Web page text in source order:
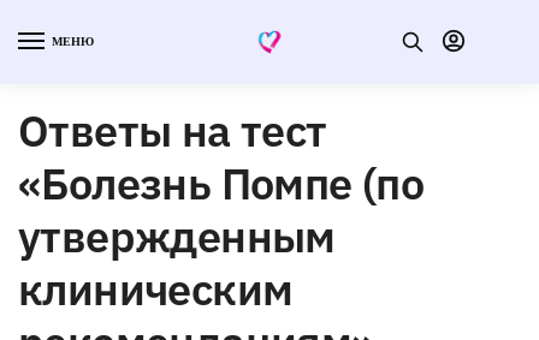
МЕНЮ
Ответы на тест
«Болезнь Помпе (по
утвержденным
клиническим